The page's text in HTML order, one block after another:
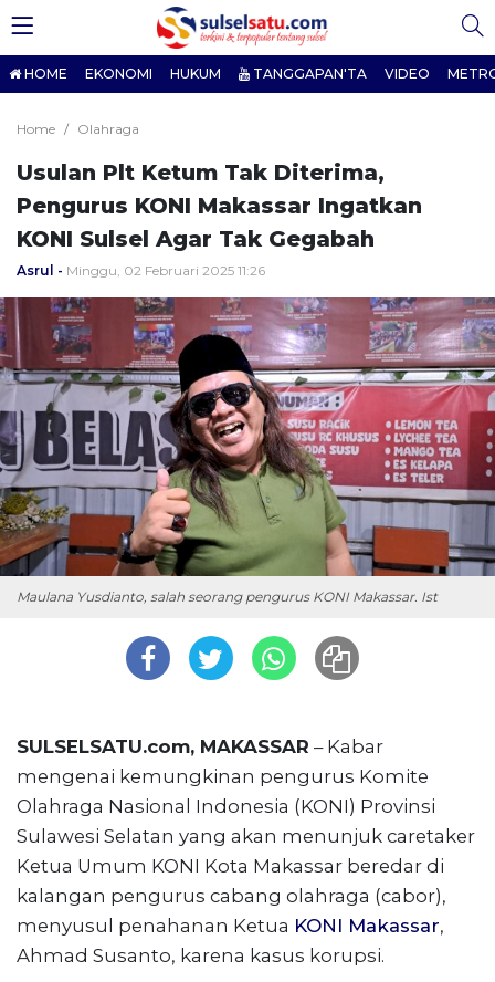
HOME EKONOMI HUKUM TANGGAPAN'TA VIDEO
Home Olahraga
Usulan Plt Ketum Tak Diterima,
Pengurus KONI Makassar Ingatkan
KONI Sulsel Agar Tak Gegabah
Asrul Minggu, 02 Februari 2025 11:26
Maulana Yusdianto, salah seorang pengurus KONI Makassar. Ist
SULSELSATU.com, MAKASSAR – Kabar
mengenai kemungkinan pengurus Komite
Olahraga Nasional Indonesia (KONI) Provinsi
Sulawesi Selatan yang akan menunjuk caretaker
Ketua Umum KONI Kota Makassar beredar di
kalangan pengurus cabang olahraga (cabor),
menyusul penahanan Ketua KONI Makassar,
Ahmad Susanto, karena kasus korupsi.